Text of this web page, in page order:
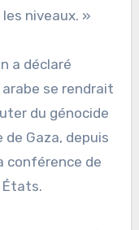
niveaux. »
a déclaré
se rendrait
du génocide
Gaza, depuis
conférence de
États.